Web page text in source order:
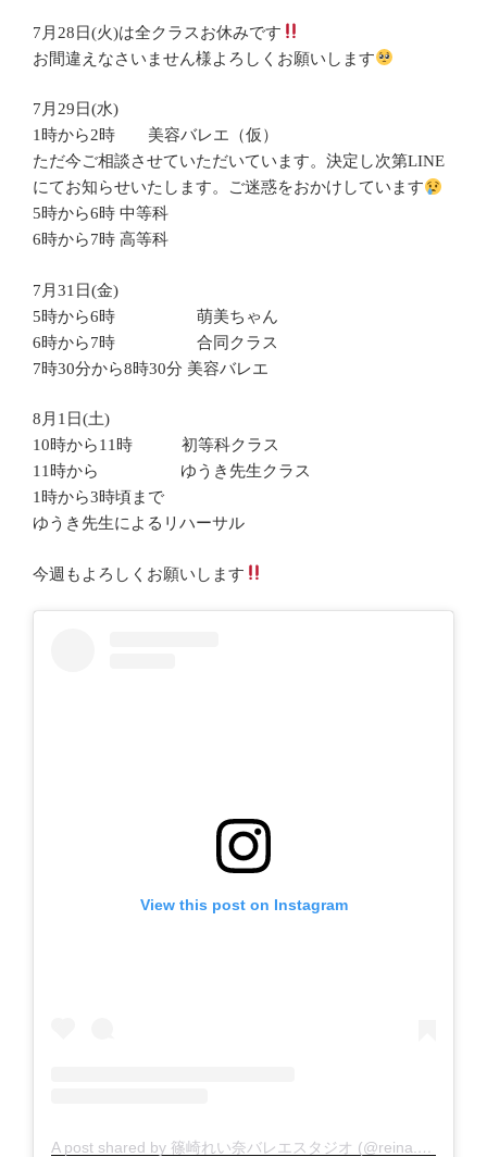
7月28日(火)は全クラスお休みです
お間違えなさいません様よろしくお願いします
7月29日(水)
1時から2時 美容バレエ（仮）
ただ今ご相談させていただいています。決定し次第LINE
にてお知らせいたします。ご迷惑をおかけしています
5時から6時 中等科
6時から7時 高等科
7月31日(金)
5時から6時 萌美ちゃん
6時から7時 合同クラス
7時30分から8時30分 美容バレエ
8月1日(土)
10時から11時 初等科クラス
11時から ゆうき先生クラス
1時から3時頃まで
ゆうき先生によるリハーサル
今週もよろしくお願いします
View this post on Instagram
A post shared by 篠崎れい奈バレエスタジオ (@reina.s726)